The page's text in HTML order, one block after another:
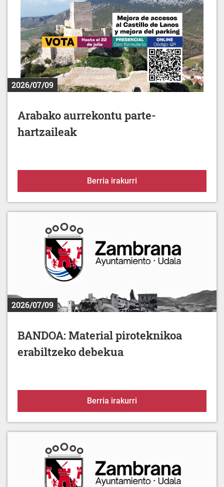
2026/07/09
Arabako aurrekontu parte-
hartzaileak
Berria irakurri
2026/07/09
BANDOA: Material piroteknikoa
erabiltzeko debekua
Berria irakurri